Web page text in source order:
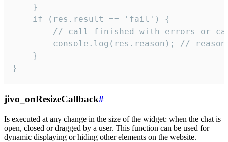
    }
    if (res.result == 'fail') {
// call finished with errors or
console.log(res.reason); //
    }
}
jivo_onResizeCallback#
Is executed at any change in the size of the widget: when the chat is
open, closed or dragged by a user. This function can be used for
dynamic displaying or hiding other elements on the website.